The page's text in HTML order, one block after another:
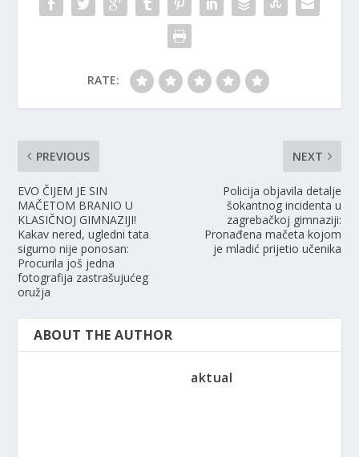
RATE:
PREVIOUS
EVO ČIJEM JE SIN
MAČETOM BRANIO U
KLASIČNOJ GIMNAZIJI!
Kakav nered, ugledni tata
sigurno nije ponosan:
Procurila još jedna
fotografija zastrašujućeg
oružja
NEXT
Policija objavila detalje
šokantnog incidenta u
zagrebačkoj gimnaziji:
Pronađena mačeta kojom
je mladić prijetio učenika
ABOUT THE AUTHOR
aktual